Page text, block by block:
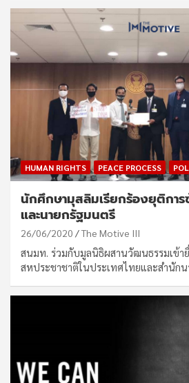
HUMAN RIGHTS PEACE PROCESS
นักศึกษามุสลิมเรียกร้องยุติกา
และนายกรัฐมนตรี
26/06/2020 The Motive III
สนมท. ร่วมกับมูลนิธิผสานวัฒนธรรมเข้า
สหประชาชาติในประเทศไทยและสำนัก